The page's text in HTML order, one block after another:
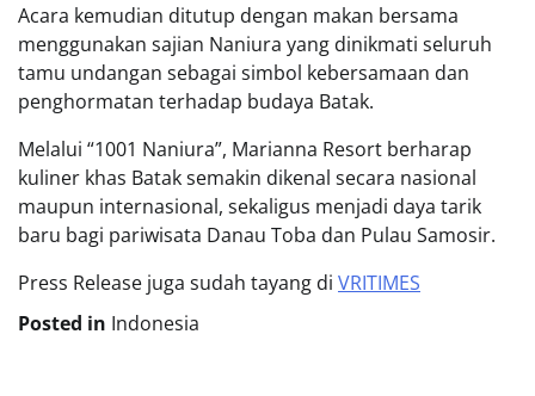
Acara kemudian ditutup dengan makan bersama
menggunakan sajian Naniura yang dinikmati seluruh
tamu undangan sebagai simbol kebersamaan dan
penghormatan terhadap budaya Batak.
Melalui “1001 Naniura”, Marianna Resort berharap
kuliner khas Batak semakin dikenal secara nasional
maupun internasional, sekaligus menjadi daya tarik
baru bagi pariwisata Danau Toba dan Pulau Samosir.
Press Release juga sudah tayang di VRITIMES
Posted in Indonesia